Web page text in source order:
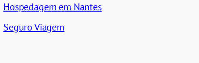
Hospedagem em Nantes
Seguro Viagem